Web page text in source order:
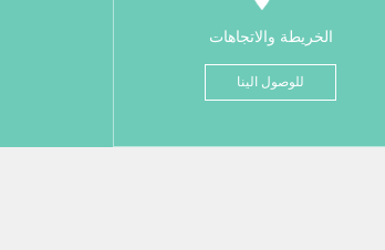
الخريطة والاتجاهات
للوصول الينا